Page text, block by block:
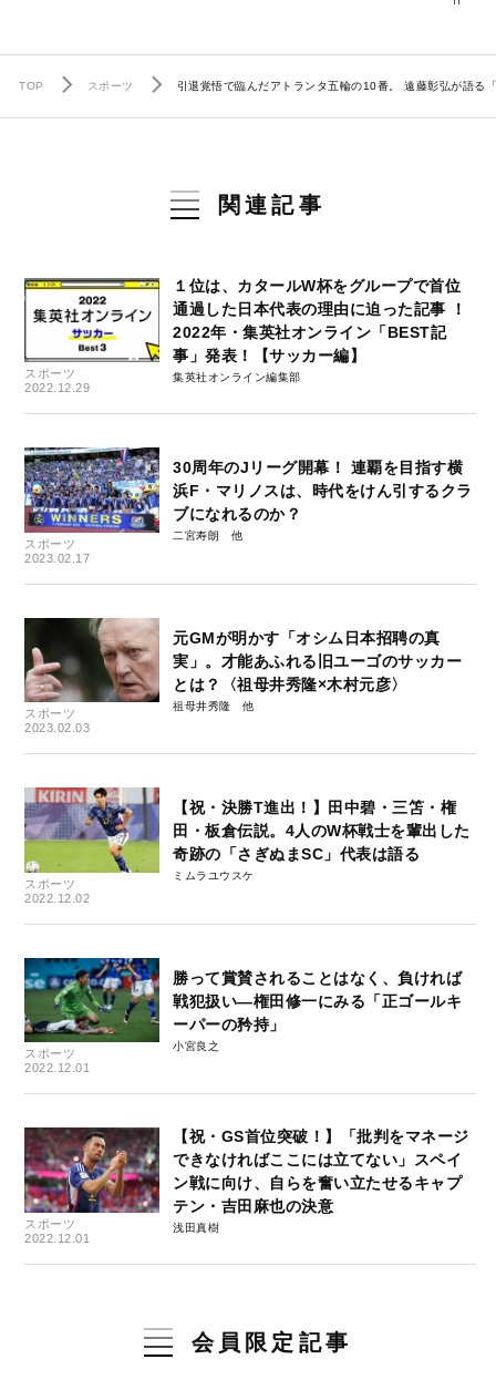
TOP スポーツ 引退覚悟で臨んだアトランタ五輪の10番。 遠藤彰弘が語る
関連記事
スポーツ
2022.12.29
１位は、カタールW杯をグループで首位
通過した日本代表の理由に迫った記事 ！
2022年・集英社オンライン「BEST記
事」発表！【サッカー編】
集英社オンライン編集部
スポーツ
2023.02.17
30周年のJリーグ開幕！ 連覇を目指す横
浜F・マリノスは、時代をけん引するクラ
ブになれるのか？
二宮寿朗
スポーツ
2023.02.03
元GMが明かす「オシム日本招聘の真
実」。才能あふれる旧ユーゴのサッカー
とは？〈祖母井秀隆×木村元彦〉
祖母井秀隆
スポーツ
2022.12.02
【祝・決勝T進出！】田中碧・三笘・権
田・板倉伝説。4人のW杯戦士を輩出した
奇跡の「さぎぬまSC」代表は語る
ミムラユウスケ
スポーツ
2022.12.01
勝って賞賛されることはなく、負ければ
戦犯扱い―権田修一にみる「正ゴールキ
ーパーの矜持」
小宮良之
スポーツ
2022.12.01
【祝・GS首位突破！】「批判をマネージ
できなければここには立てない」スペイ
ン戦に向け、自らを奮い立たせるキャプ
テン・吉田麻也の決意
浅田真樹
会員限定記事